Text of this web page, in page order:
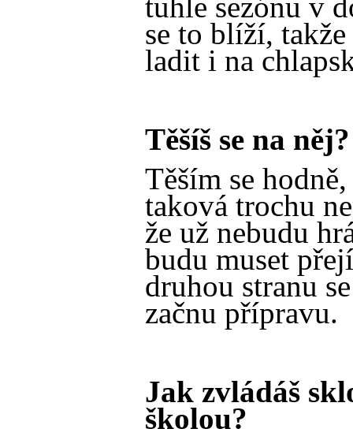
se to blíží, takže
ladit i na
Těšíš se na něj?
Těším se
taková trochu
že už nebudu
budu muset
druhou stranu
začnu přípravu.
Jak zvládáš
školou?